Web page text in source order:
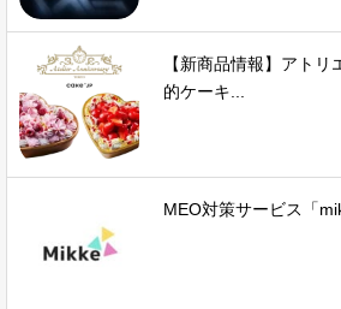
【新商品情報】アト
的ケーキ...
MEO対策サービス「